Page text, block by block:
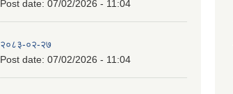
Post date: 07/02/2026 - 11:04
२०८३-०२-२७
Post date: 07/02/2026 - 11:04